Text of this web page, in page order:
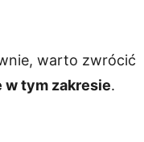
warto zwrócić
w tym zakresie.